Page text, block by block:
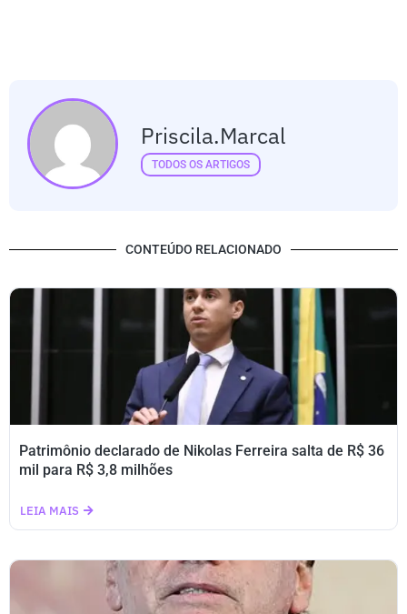
Priscila.marcal
TODOS OS ARTIGOS
CONTEÚDO RELACIONADO
Patrimônio declarado de Nikolas Ferreira salta de R$ 36
mil para R$ 3,8 milhões
LEIA MAIS